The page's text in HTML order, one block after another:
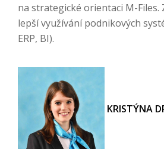
na strategické orientaci M-Files.
lepší využívání podnikových
ERP, BI).
KRISTÝNA